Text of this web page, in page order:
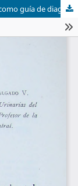
El grado de uretrorragia y retención de orina, como guía de diagnóstico y tratamiento en las roturas de la uretra